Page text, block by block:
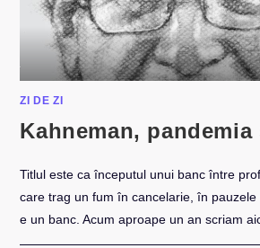
ZI DE ZI
Kahneman,
Titlul este ca începutul unui banc între
care trag un fum în cancelarie, în
e un banc. Acum aproape un an scriam